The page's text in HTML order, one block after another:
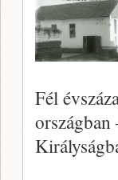
Fél